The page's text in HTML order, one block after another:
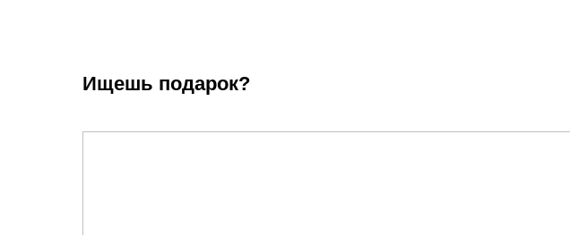
Ищешь подарок?